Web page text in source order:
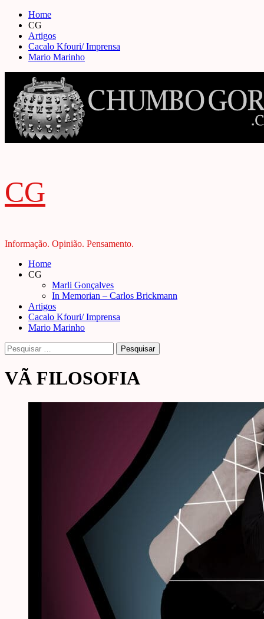
Skip
content
Home
CG
Artigos
Cacalo Kfouri/ Imprensa
Mario Marinho
CG
Informação. Opinião. Pensamento.
Primary
Menu
Home
CG
Marli Gonçalves
In Memorian – Carlos Brickmann
Artigos
Cacalo Kfouri/ Imprensa
Mario Marinho
Pesquisar
por:
VÃ FILOSOFIA